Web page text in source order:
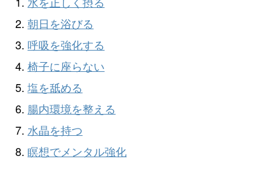
朝日を浴びる
呼吸を強化する
椅子に座らない
塩を舐める
腸内環境を整える
水晶を持つ
瞑想でメンタル強化